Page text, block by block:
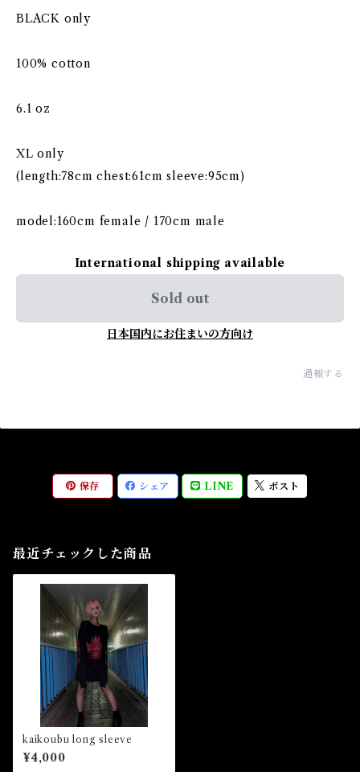
BLACK only
100% cotton
6.1 oz
XL only
(length:78cm chest:61cm sleeve:95cm)
model:160cm female / 170cm male
International shipping available
Sold out
日本国内にお住まいの方向け
通報する
保存 シェア LINE ポスト
最近チェックした商品
kaikoubu long sleeve
¥4,000